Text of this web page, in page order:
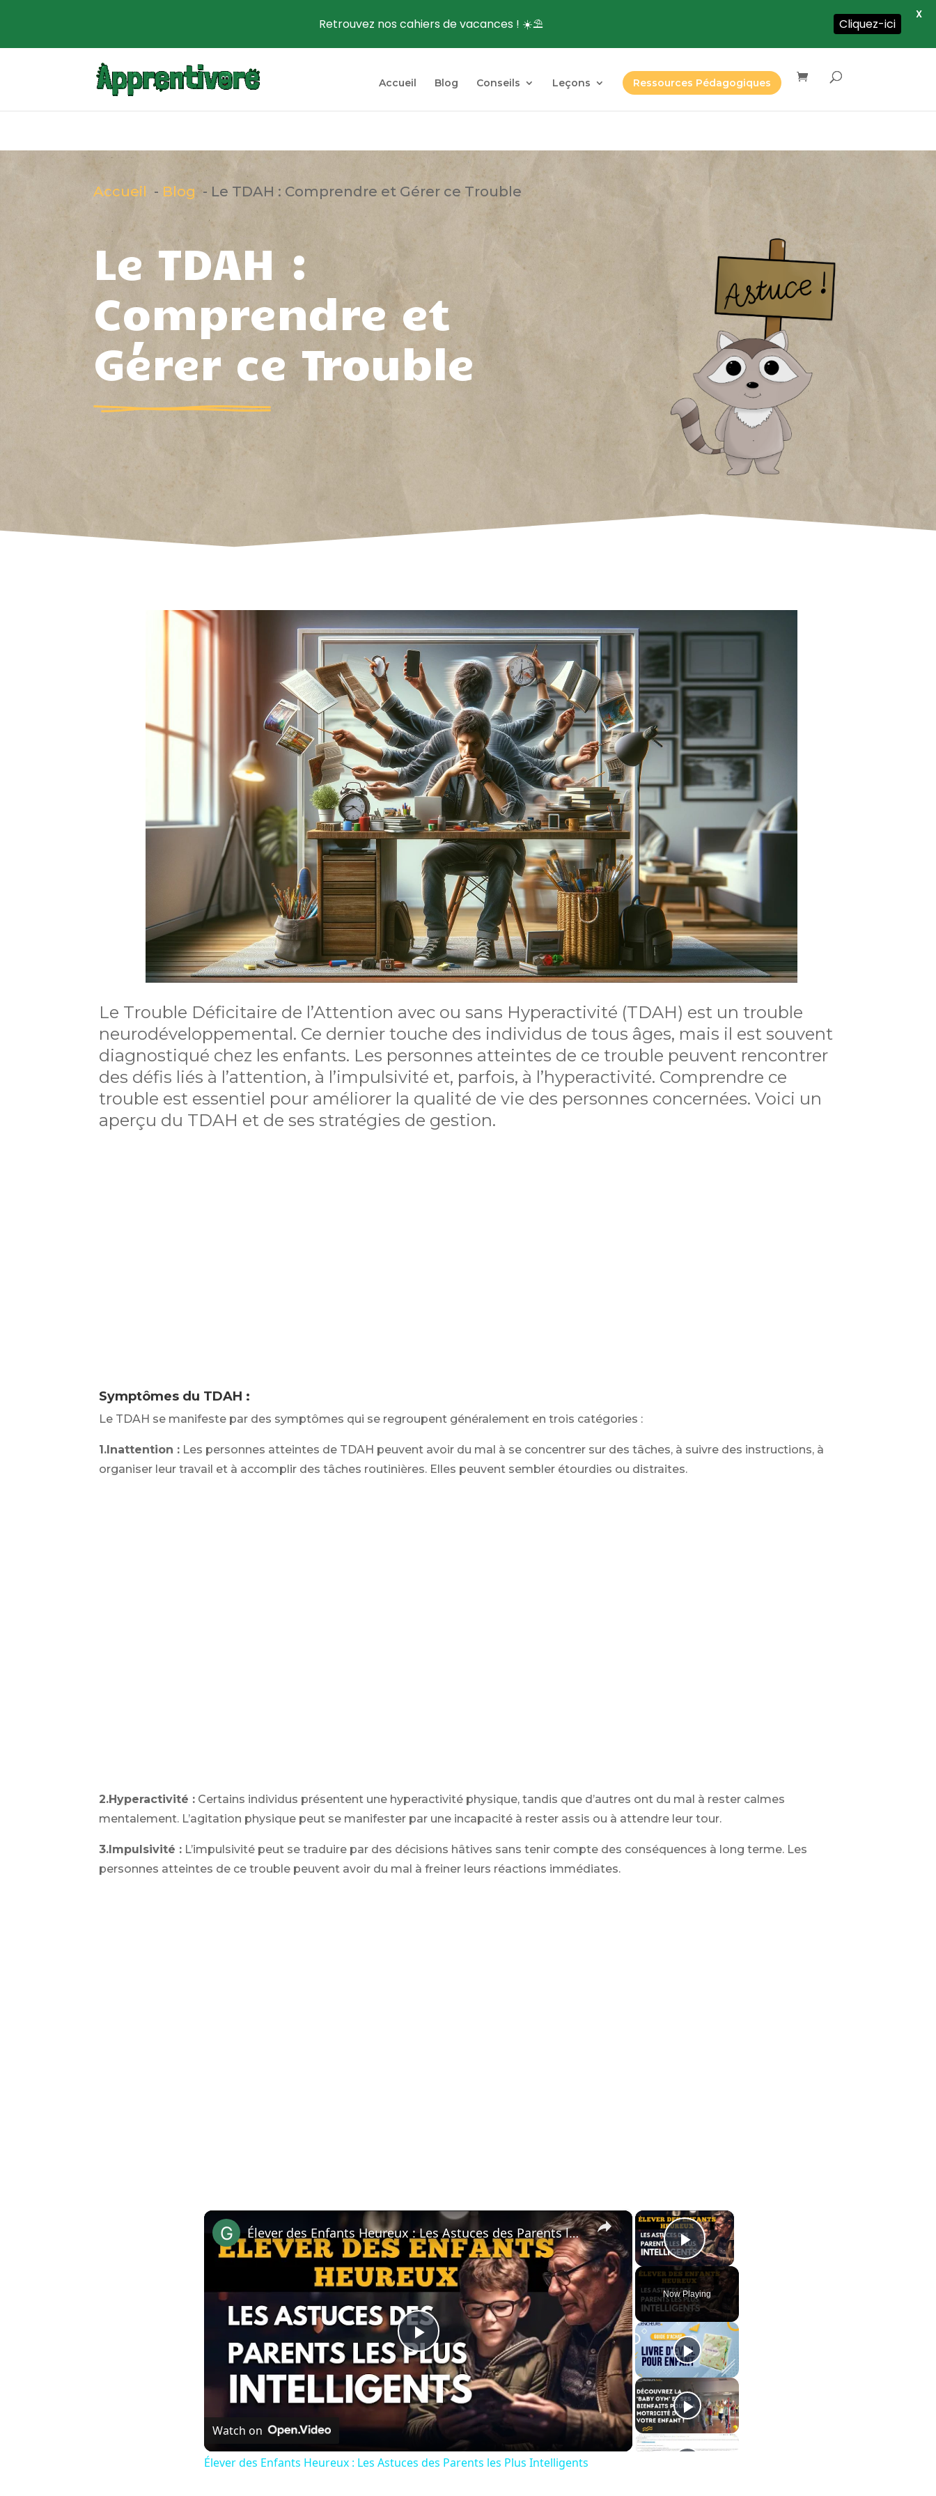
Accueil Blog Conseils Leçons Ressources Pédagogiques
Accueil Blog Le TDAH : Comprendre et Gérer ce Trouble
Le TDAH :
Comprendre et
Gérer ce Trouble
Le Trouble Déficitaire de l’Attention avec ou sans Hyperactivité (TDAH) est un trouble
neurodéveloppemental. Ce dernier touche des individus de tous âges, mais il est souvent
diagnostiqué chez les enfants. Les personnes atteintes de ce trouble peuvent rencontrer
des défis liés à l’attention, à l’impulsivité et, parfois, à l’hyperactivité. Comprendre ce
trouble est essentiel pour améliorer la qualité de vie des personnes concernées. Voici un
aperçu du TDAH et de ses stratégies de gestion.
Symptômes du TDAH :
Le TDAH se manifeste par des symptômes qui se regroupent généralement en trois catégories :
1.Inattention : Les personnes atteintes de TDAH peuvent avoir du mal à se concentrer sur des tâches, à suivre des instructions, à
organiser leur travail et à accomplir des tâches routinières. Elles peuvent sembler étourdies ou distraites.
2.Hyperactivité : Certains individus présentent une hyperactivité physique, tandis que d’autres ont du mal à rester calmes
mentalement. L’agitation physique peut se manifester par une incapacité à rester assis ou à attendre leur tour.
3.Impulsivité : L’impulsivité peut se traduire par des décisions hâtives sans tenir compte des conséquences à long terme. Les
personnes atteintes de ce trouble peuvent avoir du mal à freiner leurs réactions immédiates.
×
Play Video
Now Playing
×
P
l
a
Élever des Enfants Heureux : Les Astuces des Parents les Plus Intelligents
Watch on
Élever des Enfants Heureux : Les Astuces des Parents les Plus Intelligents
Retrouvez nos cahiers de vacances ! ☀️⛱️ Cliquez-ici
X